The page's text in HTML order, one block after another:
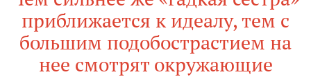
приближается к идеалу, тем с
большим подобострастием на
нее смотрят окружающие